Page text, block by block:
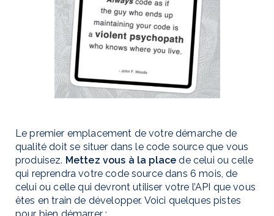
Le premier emplacement de votre démarche de
qualité doit se situer dans le code source que vous
produisez. Mettez vous à la place de celui ou celle
qui reprendra votre code source dans 6 mois, de
celui ou celle qui devront utiliser votre l’API que vous
êtes en train de développer. Voici quelques pistes
pour bien démarrer :